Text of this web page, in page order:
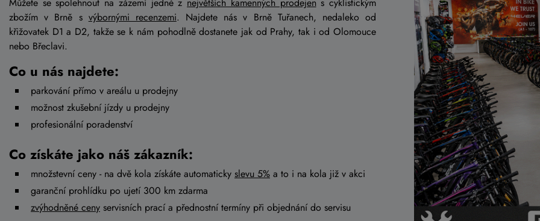
zbožím v Brně s výbornými recenzemi. Najdete nás v Brně Tuřanech, nedaleko od
křižovatek D1 a D2, takže se k nám pohodlně dostanete jak od Prahy, tak i od Olomouce
nebo Břeclavi.
Co u nás najdete:
parkování přímo v areálu u prodejny
možnost zkušební jízdy u prodejny
profesionální poradenství
Co získáte jako náš zákazník:
množstevní ceny - na dvě kola získáte automaticky slevu 5% a to i na kola již v akci
garanční prohlídku po ujetí 300 km zdarma
zvýhodněné ceny servisních prací a přednostní termíny při objednání do servisu